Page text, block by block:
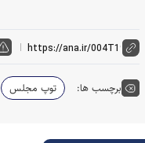
برچسب ها: توپ مجلس